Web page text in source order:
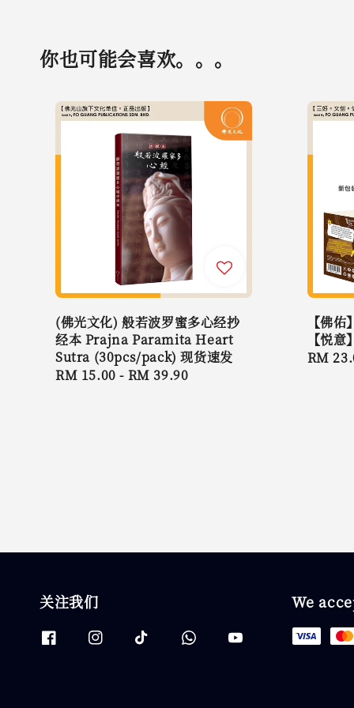
你也可能会喜欢。。。
(佛光文化) 般若波罗蜜多心经抄
经本 Prajna Paramita Heart
Sutra (30pcs/pack) 现货速发
Regular
RM 15.00 - RM 39.90
【佛
【悦
RM
关注我们 We